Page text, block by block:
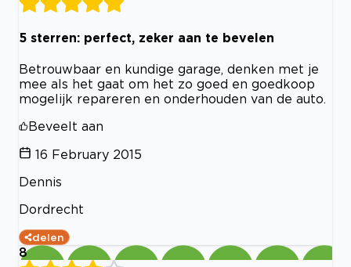
5 sterren: perfect, zeker aan te bevelen
Betrouwbaar en kundige garage, denken met je
mee als het gaat om het zo goed en goedkoop
mogelijk repareren en onderhouden van de auto.
Beveelt aan
16 February 2015
Dennis
Dordrecht
delen
8